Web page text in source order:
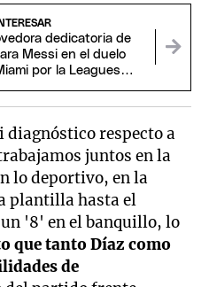
dedicatoria de
Messi en el duelo
por la Leagues
diagnóstico respecto a
juntos en la
lo deportivo, en la
plantilla hasta el
un '8' en el banquillo, lo
que tanto Díaz como
de